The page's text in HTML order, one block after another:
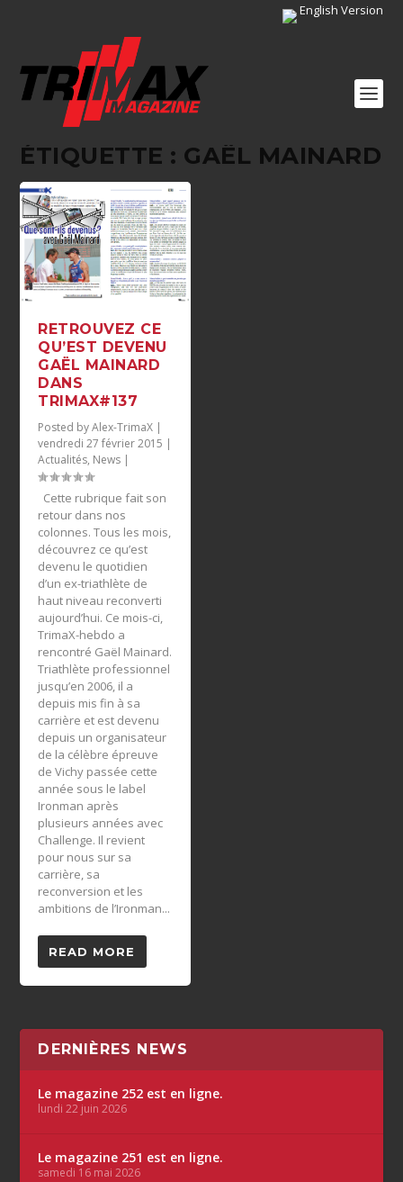
English Version
ÉTIQUETTE : GAËL MAINARD
RETROUVEZ CE
QU’EST DEVENU
GAËL MAINARD
DANS
TRIMAX#137
Posted byAlex-TrimaX |
vendredi 27 février 2015 |
Actualités, News |
Cette rubrique fait son
retour dans nos
colonnes. Tous les mois,
découvrez ce qu’est
devenu le quotidien
d’un ex-triathlète de
haut niveau reconverti
aujourd’hui. Ce mois-ci,
TrimaX-hebdo a
rencontré Gaël Mainard.
Triathlète professionnel
jusqu’en 2006, il a
depuis mis fin à sa
carrière et est devenu
depuis un organisateur
de la célèbre épreuve
de Vichy passée cette
année sous le label
Ironman après
plusieurs années avec
Challenge. Il revient
pour nous sur sa
carrière, sa
reconversion et les
ambitions de l’Ironman...
READ MORE
DERNIÈRES NEWS
Le magazine 252 est en ligne.
lundi 22 juin 2026
Le magazine 251 est en ligne.
samedi 16 mai 2026